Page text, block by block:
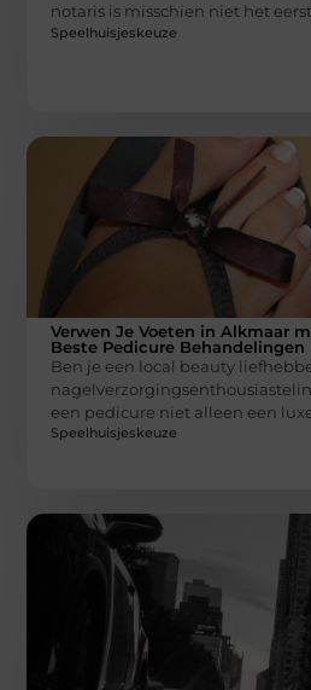
notaris is misschien niet het
Speelhuisjeskeuze
Verwen Je Voeten in Alkmaar
Beste Pedicure Behandelingen
Ben je een local beauty
een pedicure niet alleen een
Speelhuisjeskeuze